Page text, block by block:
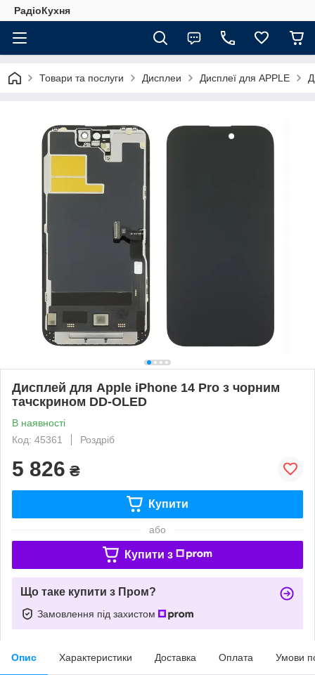
РадіоКухня
Товари та послуги Дисплеи Дисплеї для APPLE
Дисплей для Apple iPhone 14 Pro з чорним
тачскрином DD-OLED
В наявності
Код: 45361
Роздріб
5 826 ₴
Купити
або
Купити з
Що таке купити з Пром?
Замовлення під захистом
Опис Характеристики Доставка Оплата Умови